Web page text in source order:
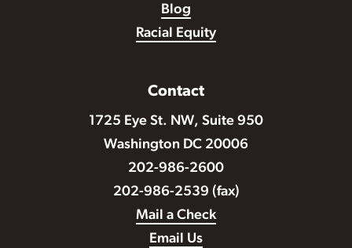
Blog
Racial Equity
Contact
1725 Eye St. NW, Suite 950
Washington DC 20006
202-986-2600
202-986-2539 (fax)
Mail a Check
Email Us